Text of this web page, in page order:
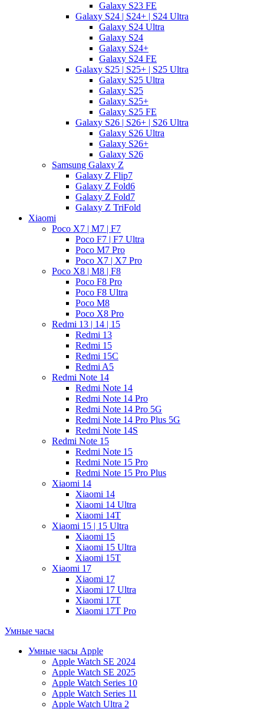
Galaxy S23 FE
Galaxy S24 | S24+ | S24 Ultra
Galaxy S24 Ultra
Galaxy S24
Galaxy S24+
Galaxy S24 FE
Galaxy S25 | S25+ | S25 Ultra
Galaxy S25 Ultra
Galaxy S25
Galaxy S25+
Galaxy S25 FE
Galaxy S26 | S26+ | S26 Ultra
Galaxy S26 Ultra
Galaxy S26+
Galaxy S26
Samsung Galaxy Z
Galaxy Z Flip7
Galaxy Z Fold6
Galaxy Z Fold7
Galaxy Z TriFold
Xiaomi
Poco X7 | M7 | F7
Poco F7 | F7 Ultra
Poco M7 Pro
Poco X7 | X7 Pro
Poco X8 | M8 | F8
Poco F8 Pro
Poco F8 Ultra
Poco M8
Poco X8 Pro
Redmi 13 | 14 | 15
Redmi 13
Redmi 15
Redmi 15C
Redmi A5
Redmi Note 14
Redmi Note 14
Redmi Note 14 Pro
Redmi Note 14 Pro 5G
Redmi Note 14 Pro Plus 5G
Redmi Note 14S
Redmi Note 15
Redmi Note 15
Redmi Note 15 Pro
Redmi Note 15 Pro Plus
Xiaomi 14
Xiaomi 14
Xiaomi 14 Ultra
Xiaomi 14T
Xiaomi 15 | 15 Ultra
Xiaomi 15
Xiaomi 15 Ultra
Xiaomi 15T
Xiaomi 17
Xiaomi 17
Xiaomi 17 Ultra
Xiaomi 17T
Xiaomi 17T Pro
Умные часы
Умные часы Apple
Apple Watch SE 2024
Apple Watch SE 2025
Apple Watch Series 10
Apple Watch Series 11
Apple Watch Ultra 2